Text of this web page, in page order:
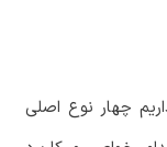
چهار نوع اصلی